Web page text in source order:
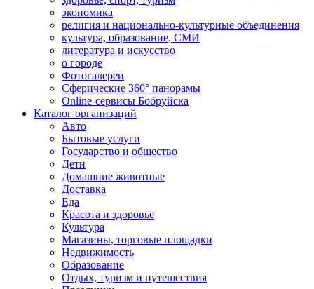
экономика
религия и национально-культурные объединения
культура, образование, СМИ
литература и искусство
о городе
Фотогалереи
Сферические 360° панорамы
Online-сервисы Бобруйска
Каталог организаций
Авто
Бытовые услуги
Государство и общество
Дети
Домашние животные
Доставка
Еда
Красота и здоровье
Культура
Магазины, торговые площадки
Недвижимость
Образование
Отдых, туризм и путешествия